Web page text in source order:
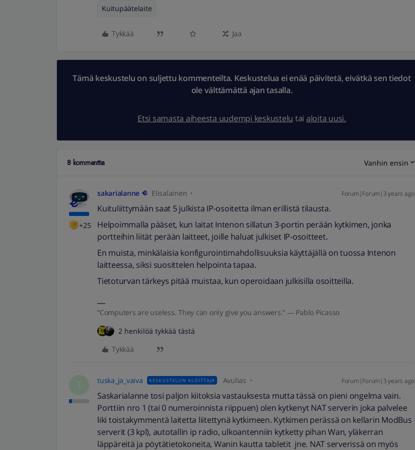
Kuitupäätelaite
Tykkää Jaa
Tämä keskustelu on suljettu kommenteilta. Keskustelua ei enää päivitetä, eivätkä sen tiedot
ole välttämättä ajan tasalla.
Etsi samasta aiheesta uudempi keskustelu tai aloita uusi.
8 kommenttia Vanhin ensin
+25
sakarialanne Elisalainen Forum|Forum|3 years ago
Kuituliittymään saat 5 julkista IP-osoitetta ilman erillistä tilausta.
Helpoimmalla pääset, kun laitat Intenon sillatun 3-portin perään kytkimen, jonka
portteihin liität perään laitteet, joille haluat julkiset IP-osoitteet.
En muista, minkälaisia konfigurointimahdollisuuksia käyttäjällä on tuossa Intenon
laitteessa, siksi suosittelen helpointa tapaa.
Tietoturvan tärkeys pitää muistaa, kun operoidaan julkisilla osoitteilla.
“Computers are useless. They can only give you answers.” ― Pablo Picasso
2 henkilöä tykkää tästä
Tykkää
tuska_ja_vaiva KESKUSTELUN ALOITTAJA Avulias Forum|Forum|3 years ago
Saskarialanne tosi paljon kiitoksia vastauksesta mutta tässä on pieni ongelma vain.
Porttiin nro 1 (tai 0 numeroinnista riippuen) olen kytkenyt NAT serverin joka palvelee
liki toistakymmentä laitetta liitettynä kytkimeen. Kytkimen perässä on kellarin ModBus
serverit (3 kpl), autotallin ip radio, ulkoantenniin kytketty pihan Wan, yläkerran
läppäreitä ja pöytätietokoneita, Wanin kautta tabletit jne. NAT serverissä on myös